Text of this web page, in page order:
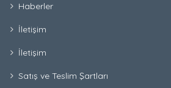
Haberler
İletişim
İletişim
Satış ve Teslim Şartları